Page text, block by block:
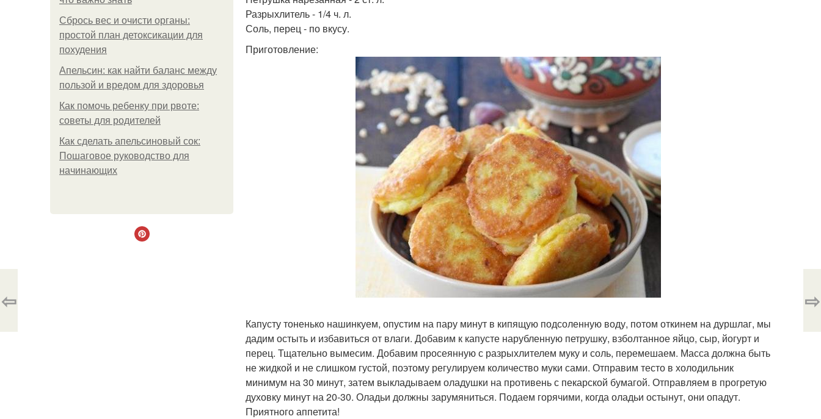
Сбрось вес и очисти органы:
простой план детоксикации для
похудения
Апельсин: как найти баланс между
пользой и вредом для здоровья
Как помочь ребенку при рвоте:
советы для родителей
Как сделать апельсиновый сок:
Пошаговое руководство для
начинающих
Разрыхлитель - 1/4 ч. л.
Соль, перец - по вкусу.
Приготовление:
Капусту тоненько нашинкуем, опустим на пару минут в кипящую подсоленную воду, потом откинем на дуршлаг, мы
дадим остыть и избавиться от влаги. Добавим к капусте нарубленную петрушку, взболтанное яйцо, сыр, йогурт и
перец. Тщательно вымесим. Добавим просеянную с разрыхлителем муку и соль, перемешаем. Масса должна быть
не жидкой и не слишком густой, поэтому регулируем количество муки сами. Отправим тесто в холодильник
минимум на 30 минут, затем выкладываем оладушки на противень с пекарской бумагой. Отправляем в прогретую
духовку минут на 20-30. Оладьи должны зарумяниться. Подаем горячими, когда оладьи остынут, они опадут.
Приятного аппетита!
⇦ ⇨